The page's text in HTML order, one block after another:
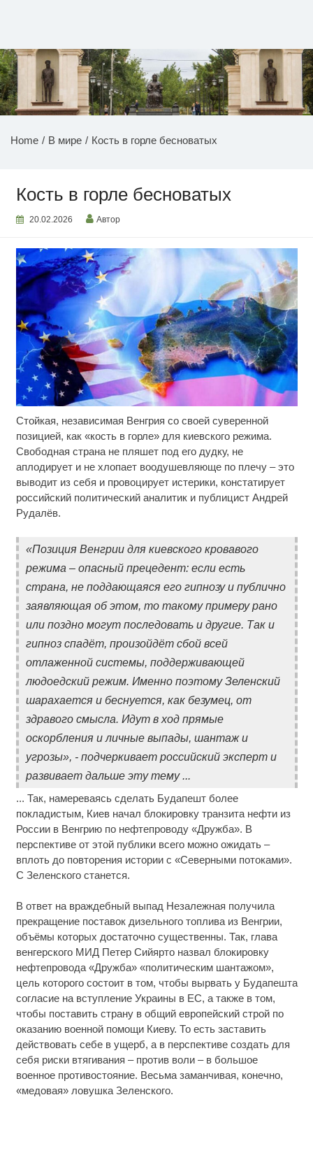
НОВОСТИ ПРИДНЕСТРОВЬЯ
Home В мире Кость в горле бесноватых
Кость в горле бесноватых
20.02.2026 Автор
Стойкая, независимая Венгрия со своей суверенной
позицией, как «кость в горле» для киевского режима.
Свободная страна не пляшет под его дудку, не
аплодирует и не хлопает воодушевляюще по плечу – это
выводит из себя и провоцирует истерики, констатирует
российский политический аналитик и публицист Андрей
Рудалёв.
«Позиция Венгрии для киевского кровавого
режима – опасный прецедент: если есть
страна, не поддающаяся его гипнозу и публично
заявляющая об этом, то такому примеру рано
или поздно могут последовать и другие. Так и
гипноз спадёт, произойдёт сбой всей
отлаженной системы, поддерживающей
людоедский режим. Именно поэтому Зеленский
шарахается и беснуется, как безумец, от
здравого смысла. Идут в ход прямые
оскорбления и личные выпады, шантаж и
угрозы», - подчеркивает российский эксперт и
развивает дальше эту тему ...
... Так, намереваясь сделать Будапешт более
покладистым, Киев начал блокировку транзита нефти из
России в Венгрию по нефтепроводу «Дружба». В
перспективе от этой публики всего можно ожидать –
вплоть до повторения истории с «Северными потоками».
С Зеленского станется.
В ответ на враждебный выпад Незалежная получила
прекращение поставок дизельного топлива из Венгрии,
объёмы которых достаточно существенны. Так, глава
венгерского МИД Петер Сийярто назвал блокировку
нефтепровода «Дружба» «политическим шантажом»,
цель которого состоит в том, чтобы вырвать у Будапешта
согласие на вступление Украины в ЕС, а также в том,
чтобы поставить страну в общий европейский строй по
оказанию военной помощи Киеву. То есть заставить
действовать себе в ущерб, а в перспективе создать для
себя риски втягивания – против воли – в большое
военное противостояние. Весьма заманчивая, конечно,
«медовая» ловушка Зеленского.
Скрытая камера на пляже Крыма: Что люди
вытворяют, когда их не видят...
i
Ролик длится несколько секунд, а смеяться вы
Ролик из Омска: вы будете смеяться долго